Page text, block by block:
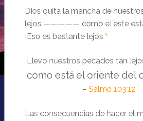
Dios quita la mancha de
lejos ————— como el este
¡Eso es bastante lejos 1
Llevó nuestros pecados tan
como está el oriente del
– Salmo 103:12
Las consecuencias de hacer el